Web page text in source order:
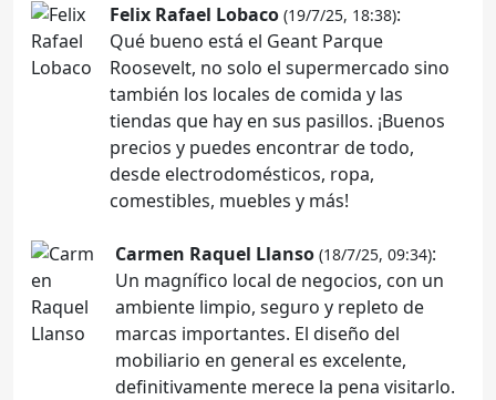
Felix Rafael Lobaco (19/7/25, 18:38):
Qué bueno está el Geant Parque
Roosevelt, no solo el supermercado sino
también los locales de comida y las
tiendas que hay en sus pasillos. ¡Buenos
precios y puedes encontrar de todo,
desde electrodomésticos, ropa,
comestibles, muebles y más!
Carmen Raquel Llanso (18/7/25, 09:34):
Un magnífico local de negocios, con un
ambiente limpio, seguro y repleto de
marcas importantes. El diseño del
mobiliario en general es excelente,
definitivamente merece la pena visitarlo.